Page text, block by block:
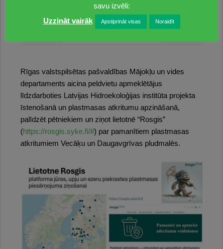
Mikroplastmasas piesārņojums Rīgas līča piekrastes
Rīgas valstspilsētas pašvaldības Mājokļu un vides
departaments aicina peldvietu apmeklētājus
līdzdarboties Latvijas Hidroekoloģijas institūta projekta
īstenošanā un plastmasas atkritumu apzināšanā,
palīdzēt pētniekiem un ziņot lietotnē “Rosgis”
(https://rosgis.syke.fi/#) par pamanītiem plastmasas
atkritumiem Vecāķu un Daugavgrīvas pludmalēs.
savu izvēli:
Uzzināt vairāk
Apstiprināt visas Noraidīt